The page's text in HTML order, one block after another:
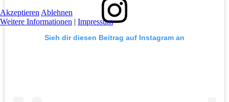
Sieh dir diesen Beitrag auf Instagram an
Akzeptieren Ablehnen
Weitere Informationen | Impressum